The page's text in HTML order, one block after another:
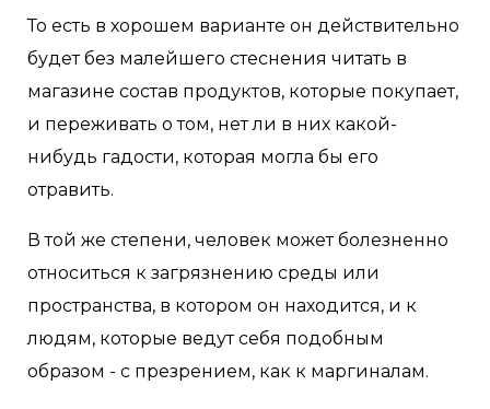
То есть в хорошем варианте он действительно
будет без малейшего стеснения читать в
магазине состав продуктов, которые покупает,
и переживать о том, нет ли в них какой-
нибудь гадости, которая могла бы его
отравить.
В той же степени, человек может болезненно
относиться к загрязнению среды или
пространства, в котором он находится, и к
людям, которые ведут себя подобным
образом - с презрением, как к маргиналам.